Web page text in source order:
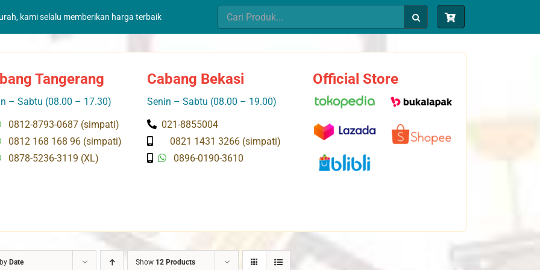
kami selalu memberikan harga terbaik
Search
for:
Tangerang
– Sabtu (08.00 – 17.30)
0812-8793-0687 (simpati)
0812 168 168 96 (simpati)
0878-5236-3119 (XL)
Cabang Bekasi
Senin – Sabtu (08.00 – 19.00)
021-8855004
0821 1431 3266 (simpati)
0896-0190-3610
Official Store
Date Show 12 Products